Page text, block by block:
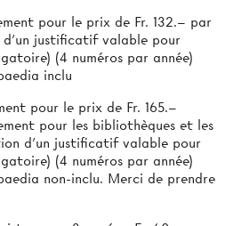
pour le prix de Fr. 132.– par
justificatif valable pour
par année)
inclu
pour le prix de Fr. 165.–
pour les bibliothèques et les
d'un justificatif valable pour
par année)
non-inclu. Merci de prendre